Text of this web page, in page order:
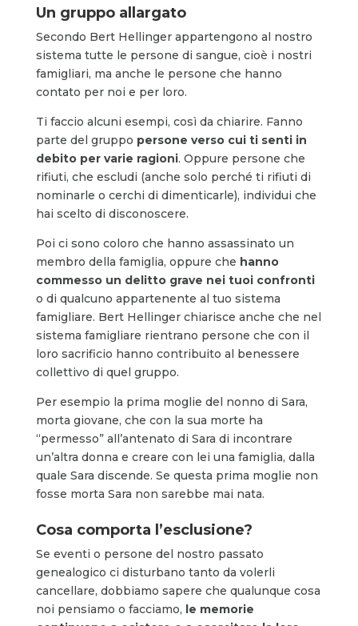
Un gruppo allargato
Secondo Bert Hellinger appartengono al nostro
sistema tutte le persone di sangue, cioè i nostri
famigliari, ma anche le persone che hanno
contato per noi e per loro.
Ti faccio alcuni esempi, così da chiarire. Fanno
parte del gruppo persone verso cui ti senti in
debito per varie ragioni. Oppure persone che
rifiuti, che escludi (anche solo perché ti rifiuti di
nominarle o cerchi di dimenticarle), individui che
hai scelto di disconoscere.
Poi ci sono coloro che hanno assassinato un
membro della famiglia, oppure che hanno
commesso un delitto grave nei tuoi confronti
o di qualcuno appartenente al tuo sistema
famigliare. Bert Hellinger chiarisce anche che nel
sistema famigliare rientrano persone che con il
loro sacrificio hanno contribuito al benessere
collettivo di quel gruppo.
Per esempio la prima moglie del nonno di Sara,
morta giovane, che con la sua morte ha
“permesso” all’antenato di Sara di incontrare
un’altra donna e creare con lei una famiglia, dalla
quale Sara discende. Se questa prima moglie non
fosse morta Sara non sarebbe mai nata.
Cosa comporta l’esclusione?
Se eventi o persone del nostro passato
genealogico ci disturbano tanto da volerli
cancellare, dobbiamo sapere che qualunque cosa
noi pensiamo o facciamo, le memorie